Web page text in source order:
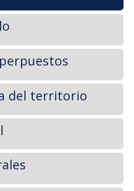
del territorio